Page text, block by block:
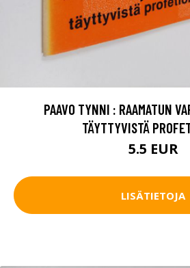
PAAVO TYNNI : RAAMATUN
TÄYTTYVISTÄ
5.5 EUR
LISÄTIETOJA